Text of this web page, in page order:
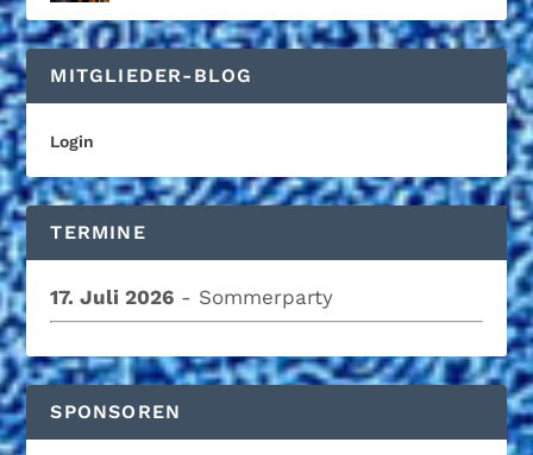
MITGLIEDER-BLOG
Login
TERMINE
17. Juli 2026 - Sommerparty
SPONSOREN